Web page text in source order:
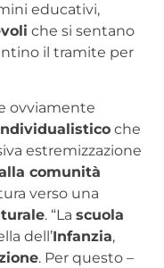
educativi,
che si sentano
il tramite per
ovviamente
che
estremizzazione
comunità
verso una
. “La scuola
dell’Infanzia,
. Per questo –